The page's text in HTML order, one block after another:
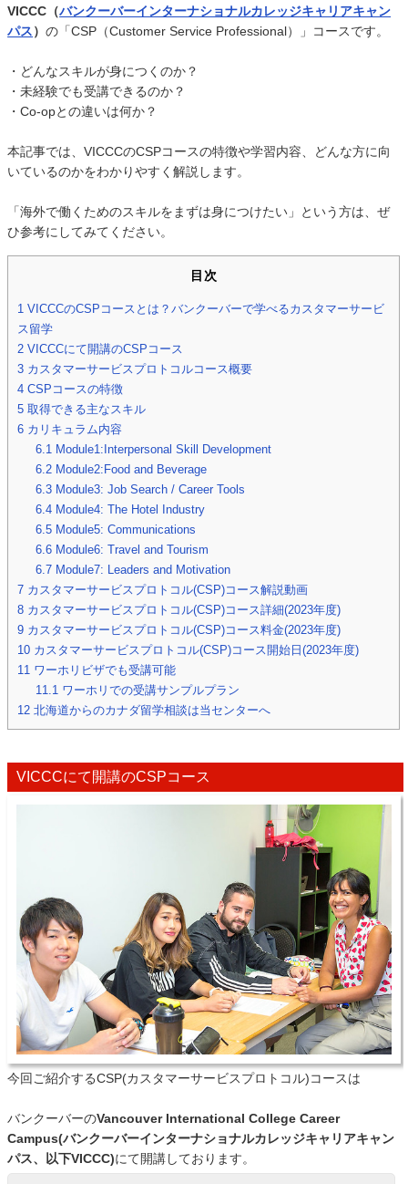
VICCC（バンクーバーインターナショナルカレッジキャリアキャン
パス）の「CSP（Customer Service Professional）」コースです。
・どんなスキルが身につくのか？
・未経験でも受講できるのか？
・Co-opとの違いは何か？
本記事では、VICCCのCSPコースの特徴や学習内容、どんな方に向
いているのかをわかりやすく解説します。
「海外で働くためのスキルをまずは身につけたい」という方は、ぜ
ひ参考にしてみてください。
目次
1 VICCCのCSPコースとは？バンクーバーで学べるカスタマーサービ
ス留学
2 VICCCにて開講のCSPコース
3 カスタマーサービスプロトコルコース概要
4 CSPコースの特徴
5 取得できる主なスキル
6 カリキュラム内容
6.1 Module1:Interpersonal Skill Development
6.2 Module2:Food and Beverage
6.3 Module3: Job Search / Career Tools
6.4 Module4: The Hotel Industry
6.5 Module5: Communications
6.6 Module6: Travel and Tourism
6.7 Module7: Leaders and Motivation
7 カスタマーサービスプロトコル(CSP)コース解説動画
8 カスタマーサービスプロトコル(CSP)コース詳細(2023年度)
9 カスタマーサービスプロトコル(CSP)コース料金(2023年度)
10 カスタマーサービスプロトコル(CSP)コース開始日(2023年度)
11 ワーホリビザでも受講可能
11.1 ワーホリでの受講サンプルプラン
12 北海道からのカナダ留学相談は当センターへ
VICCCにて開講のCSPコース
今回ご紹介するCSP(カスタマーサービスプロトコル)コースは
バンクーバーのVancouver International College Career
Campus(バンクーバーインターナショナルカレッジキャリアキャン
パス、以下VICCC)にて開講しております。